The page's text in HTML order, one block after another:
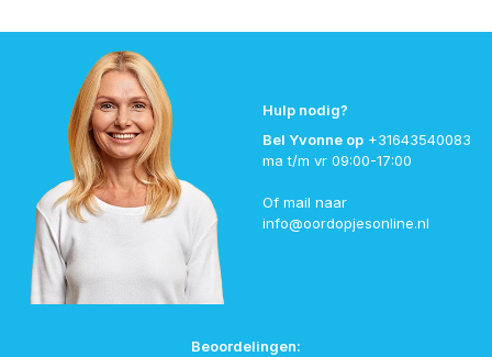
Hulp nodig?
Bel Yvonne op +31643540083
ma t/m vr 09:00-17:00
Of mail naar
info@oordopjesonline.nl
Beoordelingen: